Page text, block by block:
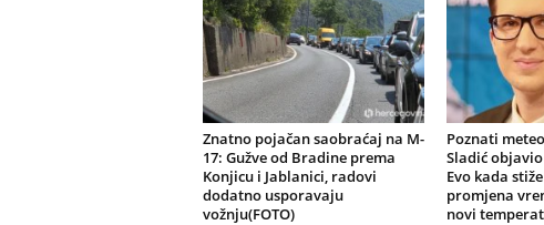
Znatno pojačan saobraćaj na M-
17: Gužve od Bradine prema
Konjicu i Jablanici, radovi
dodatno usporavaju
vožnju(FOTO)
Poznati
Sladić
Evo kada
promjena
novi